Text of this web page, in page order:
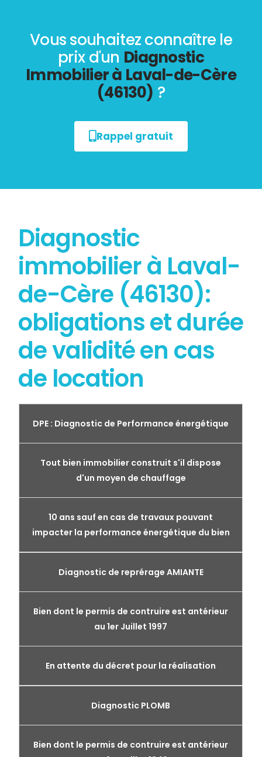
Vous souhaitez connaître le
prix d'un Diagnostic
Immobilier à Laval-de-Cère
(46130) ?
Rappel gratuit
Diagnostic
immobilier à Laval-
de-Cère (46130):
obligations et durée
de validité en cas
de location
DPE : Diagnostic de Performance énergétique
Tout bien immobilier construit s'il dispose
d'un moyen de chauffage
10 ans sauf en cas de travaux pouvant
impacter la performance énergétique du bien
Diagnostic de reprérage AMIANTE
Bien dont le permis de contruire est antérieur
au 1er Juillet 1997
En attente du décret pour la réalisation
Diagnostic PLOMB
Bien dont le permis de contruire est antérieur